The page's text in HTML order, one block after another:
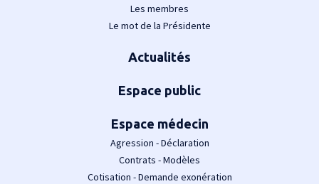
Les membres
Le mot de la Présidente
Actualités
Espace public
Espace médecin
Agression - Déclaration
Contrats - Modèles
Cotisation - Demande exonération